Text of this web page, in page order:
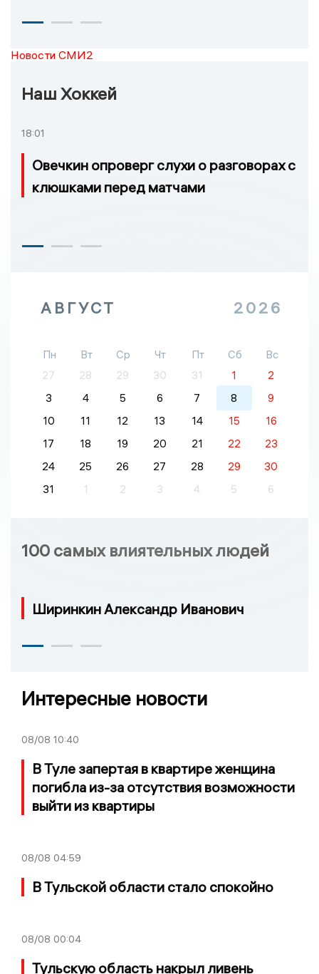
Новости СМИ2
Наш Хоккей
18:01
Овечкин опроверг слухи о разговорах с
клюшками перед матчами
АВГУСТ 2026
Пн Вт Ср Чт Пт Сб
Вс
27
28 29 30 31 1
2
3
4 5 6 7 8
9
10
11 12 13 14 15
16
17
18 19 20 21 22
23
24
25 26 27 28 29
30
31
1 2 3 4 5 6
100 самых влиятельных людей
Ширинкин Александр Иванович
Интересные новости
08/08 10:40
В Туле запертая в квартире женщина
погибла из-за отсутствия возможности
выйти из квартиры
08/08 04:59
В Тульской области стало спокойно
08/08 00:04
Тульскую область накрыл ливень